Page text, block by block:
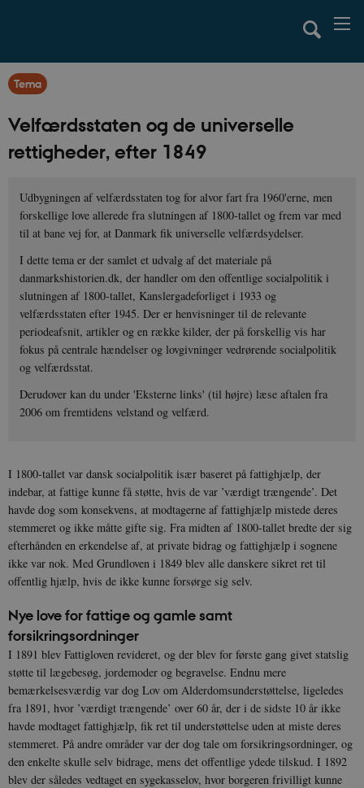
Tema
Velfærdsstaten og de universelle
rettigheder, efter 1849
Udbygningen af velfærdsstaten tog for alvor fart fra 1960'erne, men
forskellige love allerede fra slutningen af 1800-tallet og frem var med
til at bane vej for, at Danmark fik universelle velfærdsydelser.
I dette tema er der samlet et udvalg af det materiale på
danmarkshistorien.dk, der handler om den offentlige socialpolitik i
slutningen af 1800-tallet, Kanslergadeforliget i 1933 og
velfærdsstaten efter 1945. Der er henvisninger til de relevante
periodeafsnit, artikler og en række kilder, der på forskellig vis har
fokus på centrale hændelser og lovgivninger vedrørende socialpolitik
og velfærdsstat.
Derudover kan du under 'Eksterne links' (til højre) læse aftalen fra
2006 om fremtidens velstand og velfærd.
I 1800-tallet var dansk socialpolitik især baseret på fattighjælp, der
indebar, at fattige kunne få støtte, hvis de var ’værdigt trængende’. Det
havde dog som konsekvens, at modtagerne af fattighjælp mistede deres
stemmeret og ikke måtte gifte sig. Fra midten af 1800-tallet bredte der sig
efterhånden en erkendelse af, at private bidrag og fattighjælp i sognene
ikke var nok. Med Grundloven i 1849 blev alle danskere sikret ret til
offentlig hjælp, hvis de ikke kunne forsørge sig selv.
Nye love for fattige og gamle samt
forsikringsordninger
I 1891 blev Fattigloven revideret, og der blev for første gang givet statslig
støtte til lægebesøg, jordemoder og begravelse. Endnu mere
bemærkelsesværdig var dog Lov om Alderdomsunderstøttelse, ligeledes
fra 1891, hvor ’værdigt trængende’ over 60 år, der i de sidste 10 år ikke
havde modtaget fattighjælp, fik ret til understøttelse uden at miste deres
stemmeret. På andre områder var der dog tale om forsikringsordninger, og
den enkelte skulle selv bidrage, mens det offentlige ydede tilskud. I 1892
blev der således vedtaget en sygekasselov, hvor borgeren frivilligt kunne